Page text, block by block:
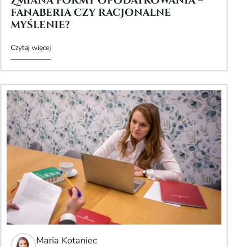
fanaberia czy racjonalne
myślenie?
Czytaj więcej
Maria Kotaniec